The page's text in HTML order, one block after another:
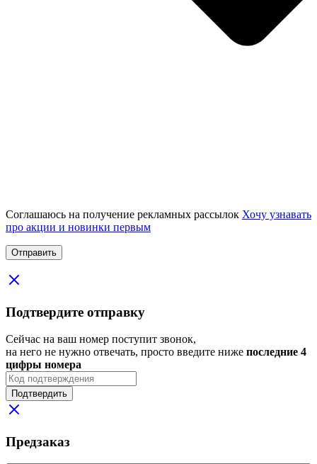
Соглашаюсь на получение рекламных рассылок Хочу узнавать
про акции и новинки первым
Подтвердите отправку
Сейчас на ваш номер поступит звонок,
на него не нужно отвечать, просто введите ниже последние 4
цифры номера
Подтвердить
Предзаказ